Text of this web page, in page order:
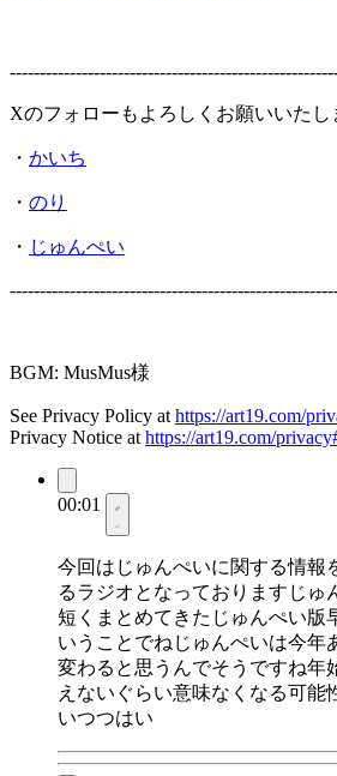
Xのフォローもよろしくお願いいたし
・ かいち
・ のり
・ じゅんぺい
BGM: MusMus様
See Privacy Policy at https://art19.com/
Privacy Notice at https://art19.com/
00:01
今回はじゅんぺいに関する情報
るラジオとなっておりますじゅ
短くまとめてきたじゅんぺい版
いうことでねじゅんぺいは今年
変わると思うんでそうですね年
えないぐらい意味なくなる可能
いつつはい